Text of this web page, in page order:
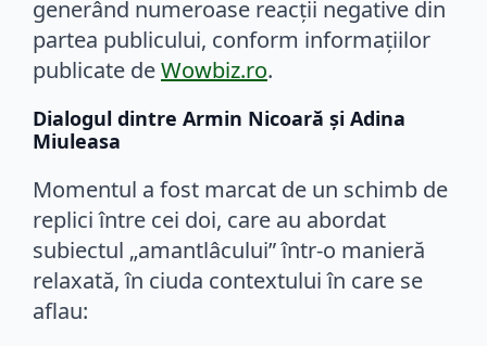
generând numeroase reacții negative din
partea publicului, conform informațiilor
publicate deWowbiz.ro.
Dialogul dintre Armin Nicoară și Adina
Miuleasa
Momentul a fost marcat de un schimb de
replici între cei doi, care au abordat
subiectul „amantlâcului” într-o manieră
relaxată, în ciuda contextului în care se
aflau: